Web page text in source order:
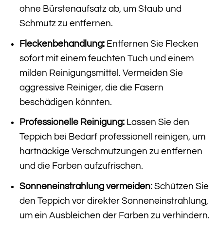
ohne Bürstenaufsatz ab, um Staub und
Schmutz zu entfernen.
Fleckenbehandlung:Entfernen Sie Flecken
sofort mit einem feuchten Tuch und einem
milden Reinigungsmittel. Vermeiden Sie
aggressive Reiniger, die die Fasern
beschädigen könnten.
Professionelle Reinigung:Lassen Sie den
Teppich bei Bedarf professionell reinigen, um
hartnäckige Verschmutzungen zu entfernen
und die Farben aufzufrischen.
Sonneneinstrahlung vermeiden:Schützen Sie
den Teppich vor direkter Sonneneinstrahlung,
um ein Ausbleichen der Farben zu verhindern.